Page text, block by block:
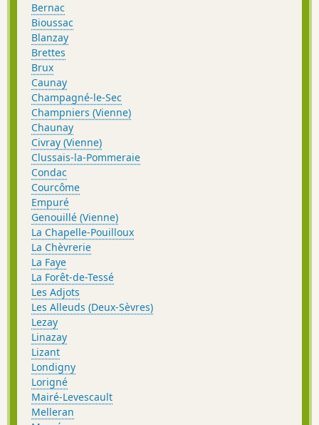
Bernac
Bioussac
Blanzay
Brettes
Brux
Caunay
Champagné-le-Sec
Champniers (Vienne)
Chaunay
Civray (Vienne)
Clussais-la-Pommeraie
Condac
Courcôme
Empuré
Genouillé (Vienne)
La Chapelle-Pouilloux
La Chèvrerie
La Faye
La Forêt-de-Tessé
Les Adjots
Les Alleuds (Deux-Sèvres)
Lezay
Linazay
Lizant
Londigny
Lorigné
Mairé-Levescault
Melleran